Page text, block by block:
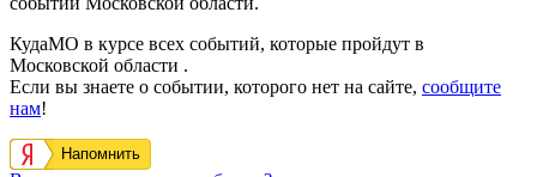
КудаМО в курсе всех событий, которые пройдут в
Московской области .
Если вы знаете о событии, которого нет на сайте, сообщите
нам!
Напомнить